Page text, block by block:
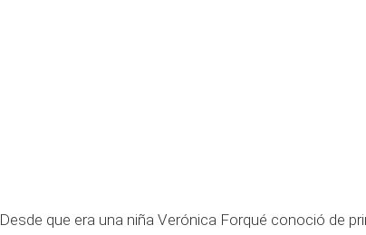
Desde que era una niña Verónica Forqué conoció de